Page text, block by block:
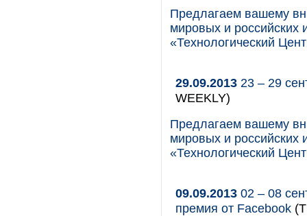
Предлагаем вашему
мировых и российских
«Технологический
29.09.2013 23 – 29
WEEKLY)
Предлагаем вашему
мировых и российских
«Технологический
09.09.2013 02 – 08
премия от Facebook